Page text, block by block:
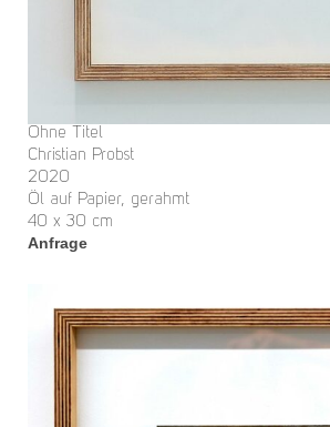
Ohne Titel
Christian Probst
2020
Öl auf Papier, gerahmt
40 x 30 cm
Anfrage